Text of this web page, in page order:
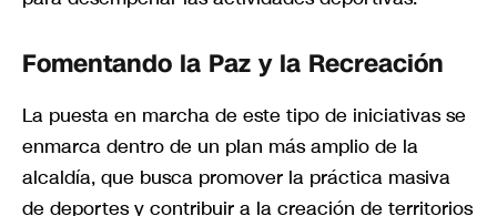
Fomentando la Paz y la Recreación
La puesta en marcha de este tipo de iniciativas se
enmarca dentro de un plan más amplio de la
alcaldía, que busca promover la práctica masiva
de deportes y contribuir a la creación de territorios